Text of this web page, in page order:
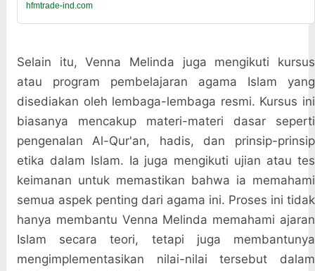
hfmtrade-ind.com
Selain itu, Venna Melinda juga mengikuti kursus
atau program pembelajaran agama Islam yang
disediakan oleh lembaga-lembaga resmi. Kursus ini
biasanya mencakup materi-materi dasar seperti
pengenalan Al-Qur'an, hadis, dan prinsip-prinsip
etika dalam Islam. Ia juga mengikuti ujian atau tes
keimanan untuk memastikan bahwa ia memahami
semua aspek penting dari agama ini. Proses ini tidak
hanya membantu Venna Melinda memahami ajaran
Islam secara teori, tetapi juga membantunya
mengimplementasikan nilai-nilai tersebut dalam